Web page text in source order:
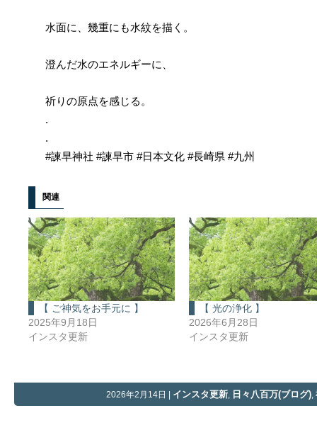
水面に、幾重にも水紋を描く。
澄んだ水のエネルギーに、
祈りの原点を感じる。
.
.
#諫早神社 #諫早市 #日本文化 #長崎県 #九州
関連
【 ご神気をお手元に 】
2025年9月18日
インスタ更新
【 光の浄化 】
2026年6月28日
インスタ更新
2026年2月14日 | インスタ更新, 日々八百万(ブログ),